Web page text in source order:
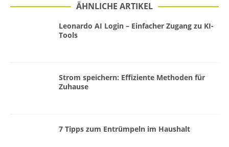
ÄHNLICHE ARTIKEL
Leonardo AI Login – Einfacher Zugang zu KI-
Tools
Strom speichern: Effiziente Methoden für
Zuhause
7 Tipps zum Entrümpeln im Haushalt